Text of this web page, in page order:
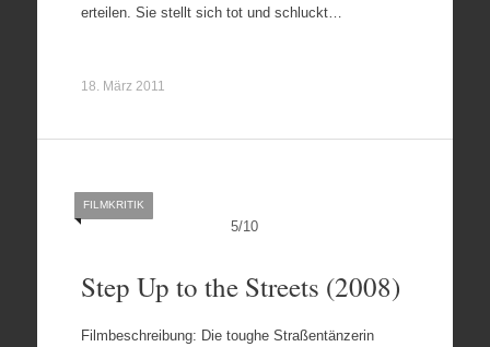
erteilen. Sie stellt sich tot und schluckt…
18. März 2011
5/10
FILMKRITIK
Step Up to the Streets (2008)
Filmbeschreibung: Die toughe Straßentänzerin